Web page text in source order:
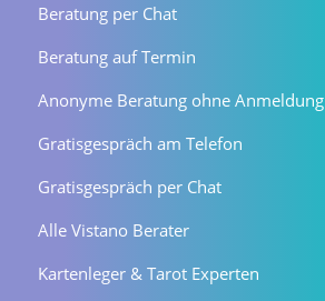
Beratung per Chat
Beratung auf Termin
Anonyme Beratung ohne Anmeldung
Gratisgespräch am Telefon
Gratisgespräch per Chat
Alle Vistano Berater
Kartenleger & Tarot Experten